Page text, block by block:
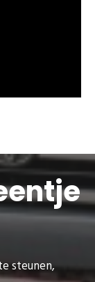
steunen,